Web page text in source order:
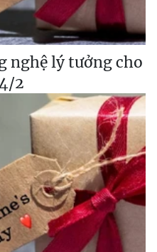
nghệ lý tưởng cho
2